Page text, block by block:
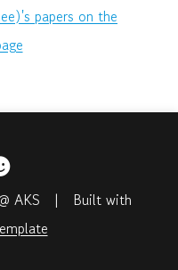
papers on the
@ AKS | Built with